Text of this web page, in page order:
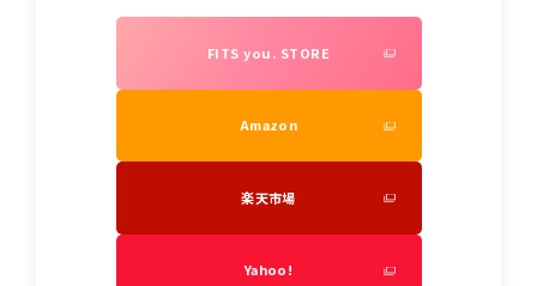
FITS you. STORE
Amazon
楽天市場
Yahoo!